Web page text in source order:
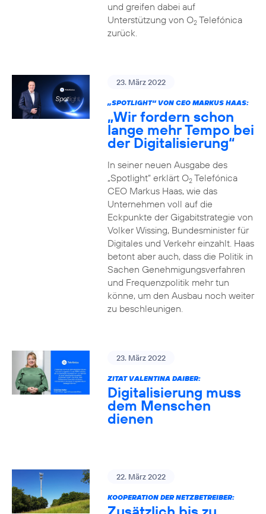
und greifen dabei auf
Unterstützung von O2Telefónica
zurück.
23. März 2022
„SPOTLIGHT“ VON CEO MARKUS HAAS:
„Wir fordern schon
lange mehr Tempo bei
der Digitalisierung“
In seiner neuen Ausgabe des
„Spotlight“ erklärt O2Telefónica
CEO Markus Haas, wie das
Unternehmen voll auf die
Eckpunkte der Gigabitstrategie von
Volker Wissing, Bundesminister für
Digitales und Verkehr einzahlt. Haas
betont aber auch, dass die Politik in
Sachen Genehmigungsverfahren
und Frequenzpolitik mehr tun
könne, um den Ausbau noch weiter
zu beschleunigen.
23. März 2022
ZITAT VALENTINA DAIBER:
Digitalisierung muss
dem Menschen
dienen
22. März 2022
KOOPERATION DER NETZBETREIBER: